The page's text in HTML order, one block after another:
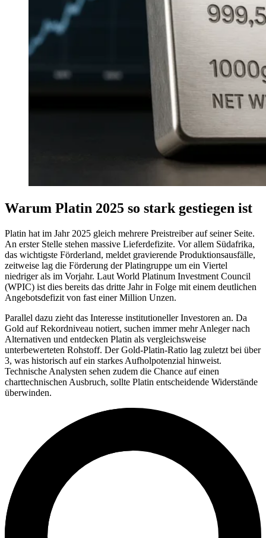
Warum Platin 2025 so stark gestiegen ist
Platin hat im Jahr 2025 gleich mehrere Preistreiber auf seiner Seite.
An erster Stelle stehen massive Lieferdefizite. Vor allem Südafrika,
das wichtigste Förderland, meldet gravierende Produktionsausfälle,
zeitweise lag die Förderung der Platingruppe um ein Viertel
niedriger als im Vorjahr. Laut World Platinum Investment Council
(WPIC) ist dies bereits das dritte Jahr in Folge mit einem deutlichen
Angebotsdefizit von fast einer Million Unzen.
Parallel dazu zieht das Interesse institutioneller Investoren an. Da
Gold auf Rekordniveau notiert, suchen immer mehr Anleger nach
Alternativen und entdecken Platin als vergleichsweise
unterbewerteten Rohstoff. Der Gold-Platin-Ratio lag zuletzt bei über
3, was historisch auf ein starkes Aufholpotenzial hinweist.
Technische Analysten sehen zudem die Chance auf einen
charttechnischen Ausbruch, sollte Platin entscheidende Widerstände
überwinden.